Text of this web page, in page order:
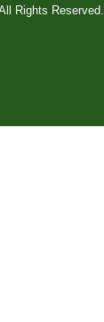
Rights Reserved.